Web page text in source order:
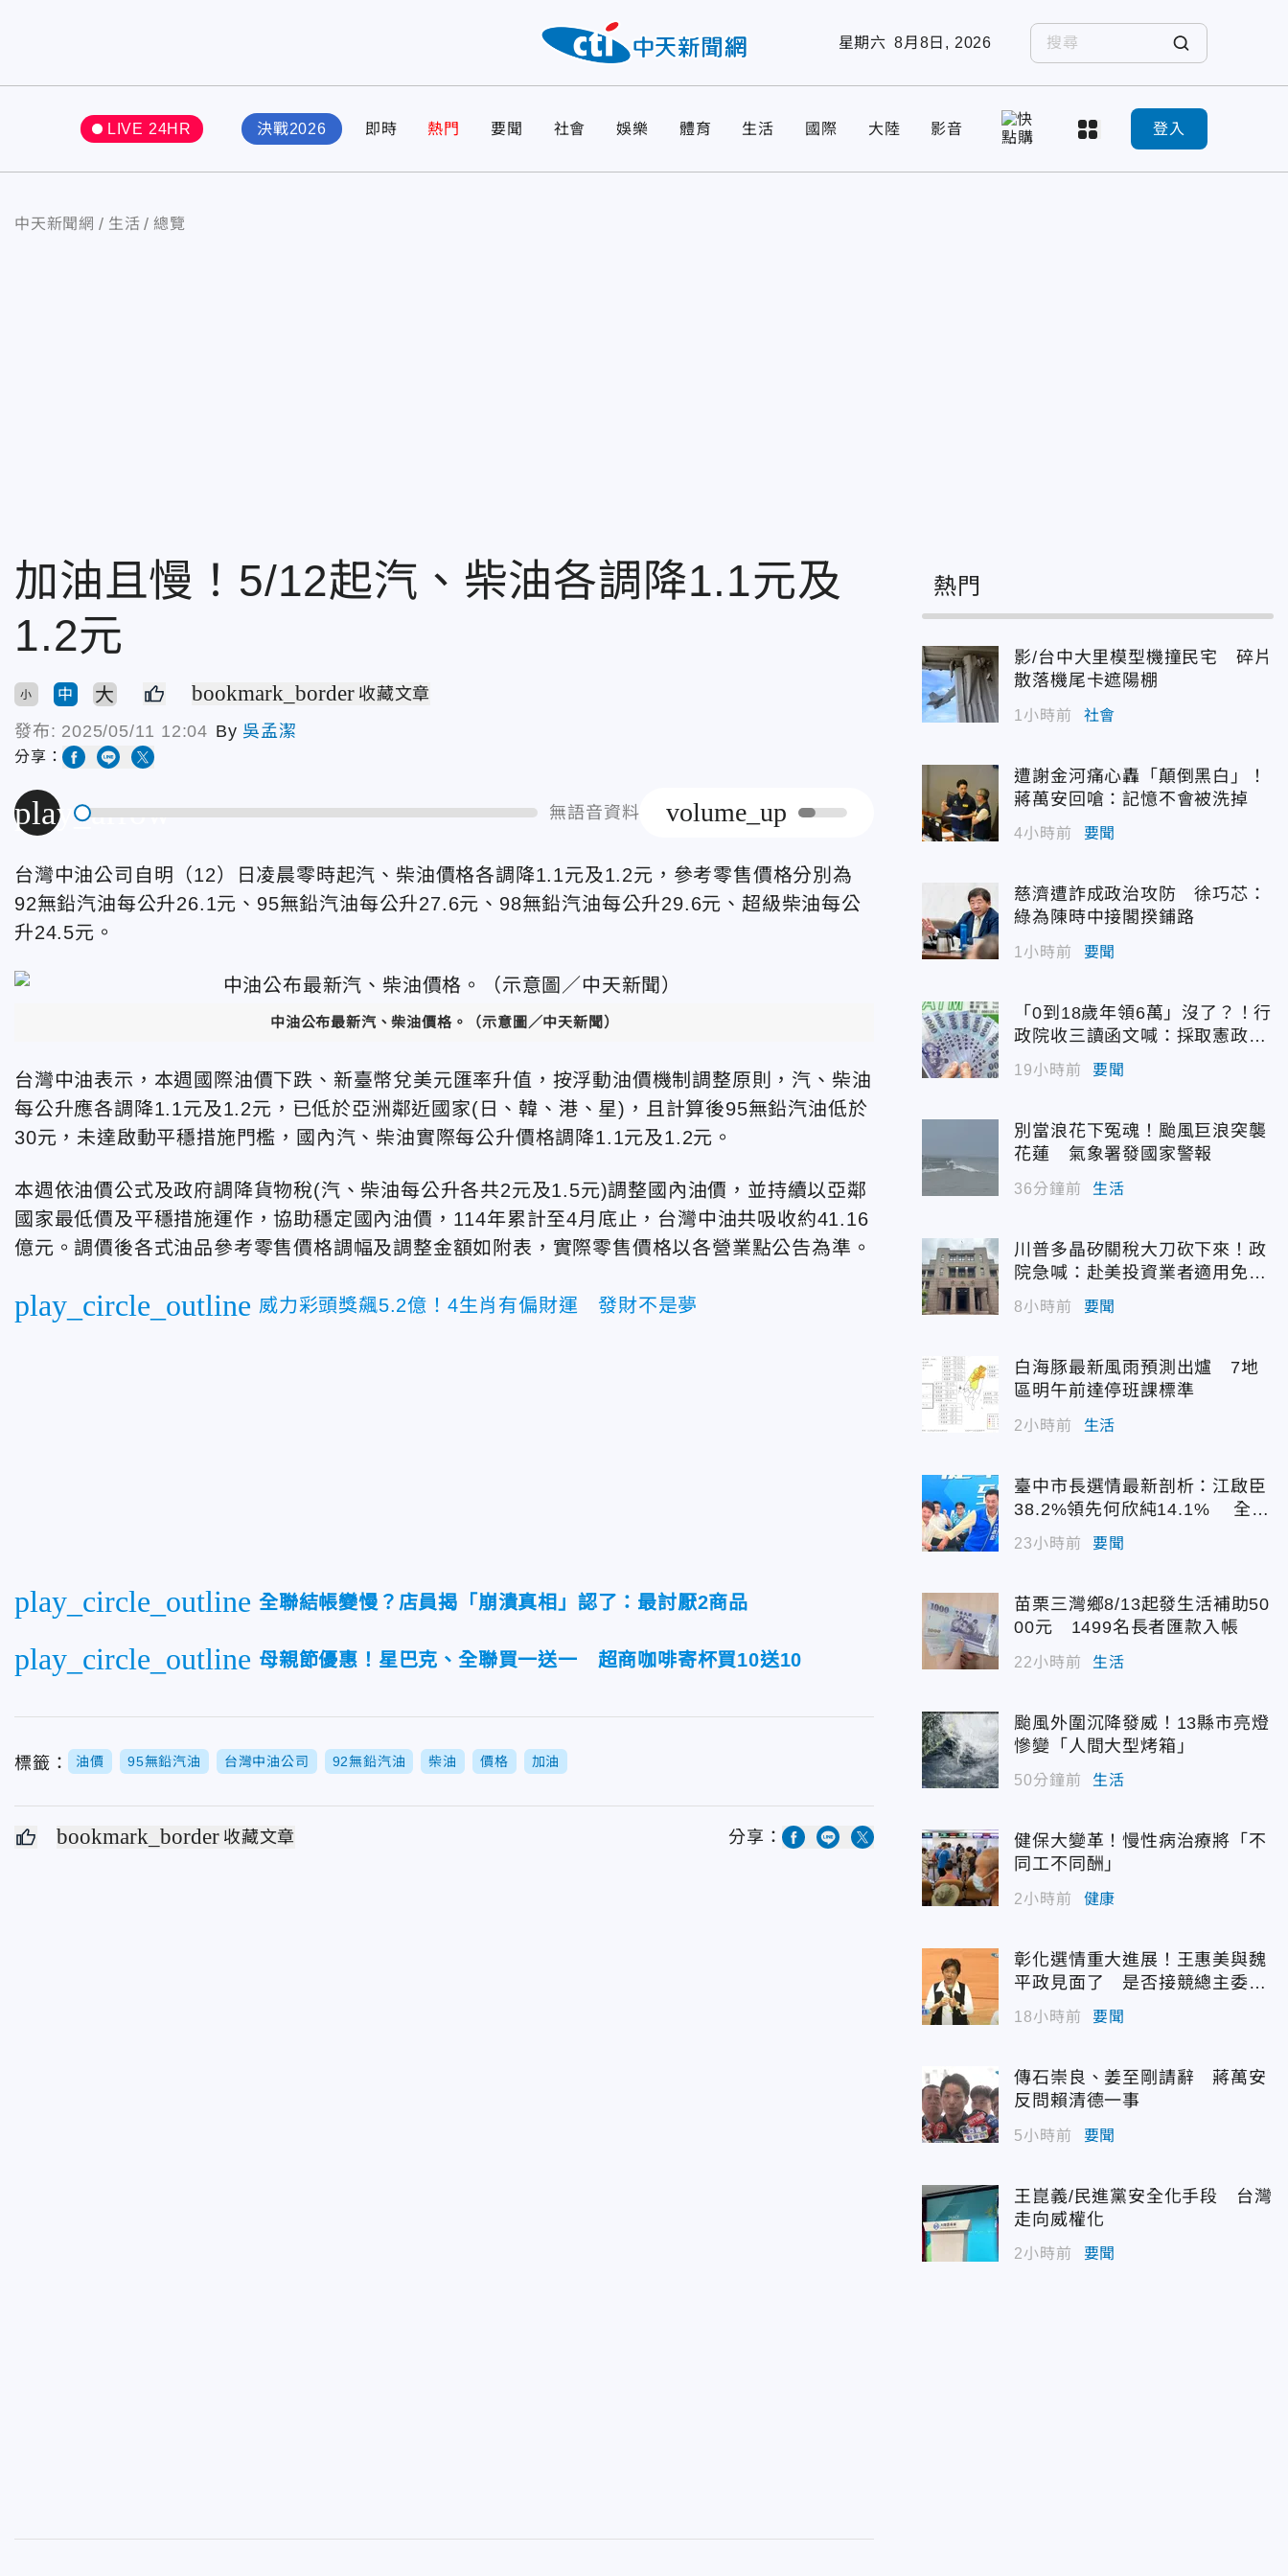
星期六 8月8日, 2026
LIVE 24HR 決戰2026 即時 熱門 要聞 社會 娛樂 體育 生活 國際 大陸 影音 登入
中天新聞網 生活 總覽
加油且慢！5/12起汽、柴油各調降1.1元及
1.2元
小 中 大 bookmark_border 收藏文章
發布: 2025/05/11 12:04 By 吳孟潔
分享：
play_arrow 無語音資料 volume_up
台灣中油公司自明（12）日凌晨零時起汽、柴油價格各調降1.1元及1.2元，參考零售價格分別為
92無鉛汽油每公升26.1元、95無鉛汽油每公升27.6元、98無鉛汽油每公升29.6元、超級柴油每公
升24.5元。
中油公布最新汽、柴油價格。（示意圖／中天新聞）
台灣中油表示，本週國際油價下跌、新臺幣兌美元匯率升值，按浮動油價機制調整原則，汽、柴油
每公升應各調降1.1元及1.2元，已低於亞洲鄰近國家(日、韓、港、星)，且計算後95無鉛汽油低於
30元，未達啟動平穩措施門檻，國內汽、柴油實際每公升價格調降1.1元及1.2元。
本週依油價公式及政府調降貨物稅(汽、柴油每公升各共2元及1.5元)調整國內油價，並持續以亞鄰
國家最低價及平穩措施運作，協助穩定國內油價，114年累計至4月底止，台灣中油共吸收約41.16
億元。調價後各式油品參考零售價格調幅及調整金額如附表，實際零售價格以各營業點公告為準。
play_circle_outline 威力彩頭獎飆5.2億！4生肖有偏財運 發財不是夢
play_circle_outline 全聯結帳變慢？店員揭「崩潰真相」認了：最討厭2商品
play_circle_outline 母親節優惠！星巴克、全聯買一送一 超商咖啡寄杯買10送10
標籤： 油價 95無鉛汽油 台灣中油公司 92無鉛汽油 柴油 價格 加油
bookmark_border 收藏文章 分享：
熱門
影/台中大里模型機撞民宅 碎片
散落機尾卡遮陽棚
1小時前 社會
遭謝金河痛心轟「顛倒黑白」！
蔣萬安回嗆：記憶不會被洗掉
4小時前 要聞
慈濟遭詐成政治攻防 徐巧芯：
綠為陳時中接閣揆鋪路
1小時前 要聞
「0到18歲年領6萬」沒了？！行
政院收三讀函文喊：採取憲政作
19小時前 要聞
別當浪花下冤魂！颱風巨浪突襲
花蓮 氣象署發國家警報
36分鐘前 生活
川普多晶矽關稅大刀砍下來！政
院急喊：赴美投資業者適用免稅
配額
8小時前 要聞
白海豚最新風雨預測出爐 7地
區明午前達停班課標準
2小時前 生活
臺中市長選情最新剖析：江啟臣
38.2%領先何欣純14.1% 全世
代支持度全面居首
23小時前 要聞
苗栗三灣鄉8/13起發生活補助50
00元 1499名長者匯款入帳
22小時前 生活
颱風外圍沉降發威！13縣市亮燈
慘變「人間大型烤箱」
50分鐘前 生活
健保大變革！慢性病治療將「不
同工不同酬」
2小時前 健康
彰化選情重大進展！王惠美與魏
平政見面了 是否接競總主委態
度曝光
18小時前 要聞
傳石崇良、姜至剛請辭 蔣萬安
反問賴清德一事
5小時前 要聞
王崑義/民進黨安全化手段 台灣
走向威權化
2小時前 要聞